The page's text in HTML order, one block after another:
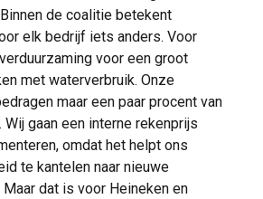
de coalitie betekent
elk bedrijf iets anders. Voor
voor een groot
met waterverbruik. Onze
maar een paar procent van
gaan een interne rekenprijs
omdat het helpt ons
te kantelen naar nieuwe
dat is voor Heineken en